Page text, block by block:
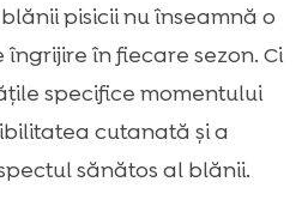
100% naturală, pe bază
al mirosurilor
medicul veterinar:
infecții și alergii
pisicii nu înseamnă o
în fiecare sezon. Ci
specifice momentului
cutanată și a
sănătos al blănii.